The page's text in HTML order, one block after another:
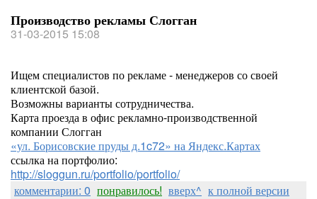
Производство рекламы Слогган
31-03-2015 15:08
Ищем специалистов по рекламе - менеджеров со своей
клиентской базой.
Возможны варианты сотрудничества.
Карта проезда в офис рекламно-производственной
компании Слогган
«ул. Борисовские пруды д.1c72» на Яндекс.Картах
ссылка на портфолио:
http://sloggun.ru/portfolio/portfolio/
комментарии: 0 понравилось! вверх^ к полной версии